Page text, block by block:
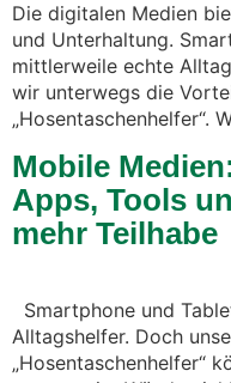
Die digitalen Medien
und Unterhaltung.
mittlerweile echte
wir unterwegs die
„Hosentaschenhelfer“.
Mobile
Apps, Tools
mehr Teilhabe
Smartphone und
Alltagshelfer. Doch
„Hosentaschenhelfer“